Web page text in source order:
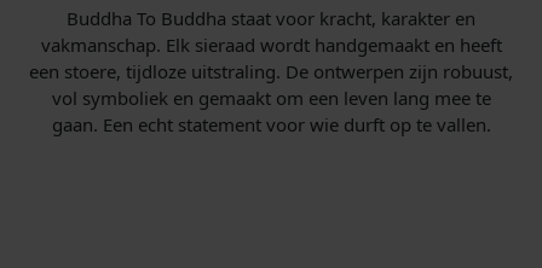
Buddha To Buddha staat voor kracht, karakter en
vakmanschap. Elk sieraad wordt handgemaakt en heeft
een stoere, tijdloze uitstraling. De ontwerpen zijn robuust,
vol symboliek en gemaakt om een leven lang mee te
gaan. Een echt statement voor wie durft op te vallen.